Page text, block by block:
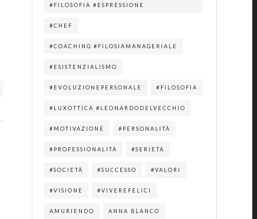
#FILOSOFIA #ESPRESSIONE
#CHEF
#COACHING #FILOSIAMANAGERIALE
#ESISTENZIALISMO
#EVOLUZIONEPERSONALE #FILOSOFIA
#LUXOTTICA #LEONARDODELVECCHIO
#MOTIVAZIONE #PERSONALITÀ
#PROFESSIONALITÀ #SERIETÀ
#SOCIETÀ #SUCCESSO #VALORI
#VISIONE #VIVEREFELICI
AMURIENDO ANNA BLANCO